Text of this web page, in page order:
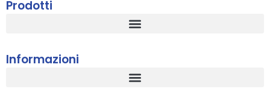
Prodotti
Informazioni